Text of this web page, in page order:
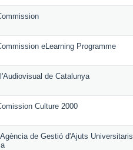
eLearning Programme
de Catalunya
Culture 2000
de Gestió d'Ajuts Universitaris